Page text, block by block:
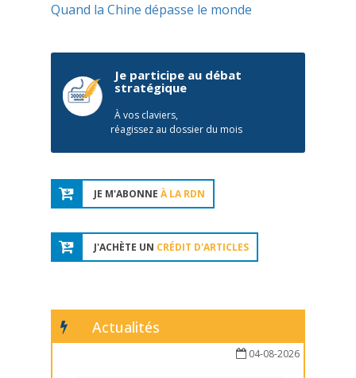
Quand la Chine dépasse le monde
Je participe au débat
stratégique
À vos claviers,
réagissez au dossier du mois
JE M'ABONNE À LA RDN
J'ACHÈTE UN CRÉDIT D'ARTICLES
Actualités
04-08-2026